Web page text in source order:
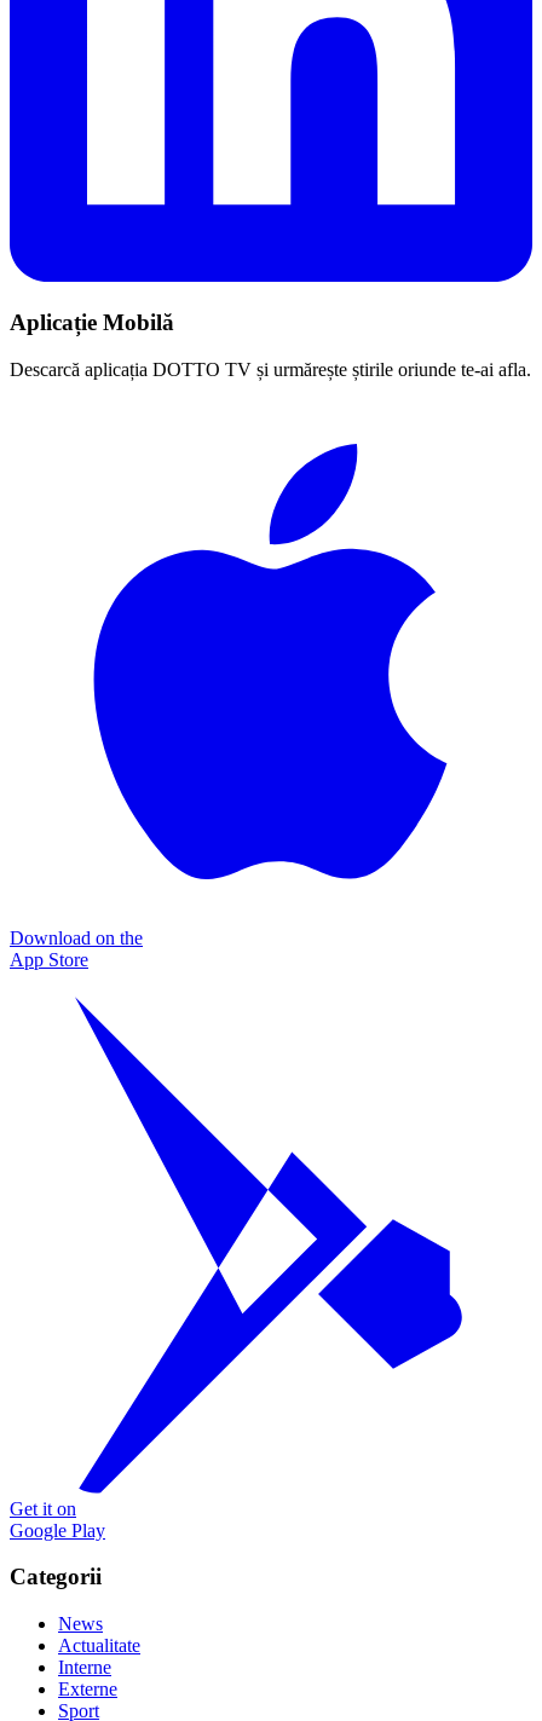
Aplicație Mobilă
Descarcă aplicația DOTTO TV și urmărește știrile oriunde te-ai afla.
Download on the
App Store
Get it on
Google Play
Categorii
News
Actualitate
Interne
Externe
Sport